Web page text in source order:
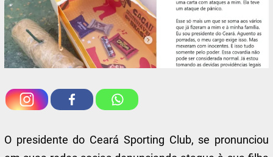
O presidente do Ceará Sporting Club, se pronunciou